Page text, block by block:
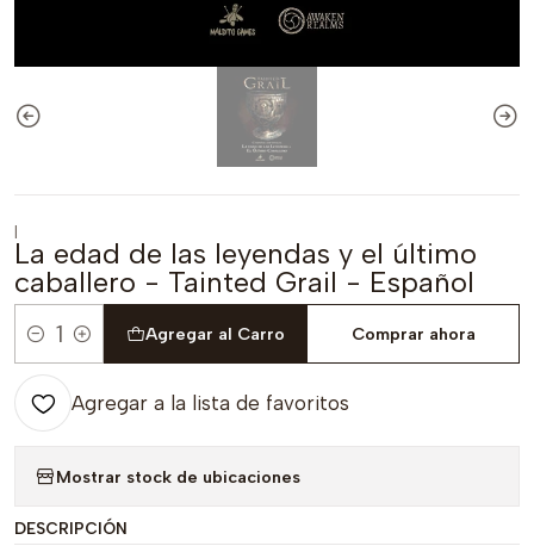
|
La edad de las leyendas y el último
caballero - Tainted Grail - Español
Cantidad
Agregar al Carro Comprar ahora
Agregar a la lista de favoritos
Mostrar stock de ubicaciones
DESCRIPCIÓN